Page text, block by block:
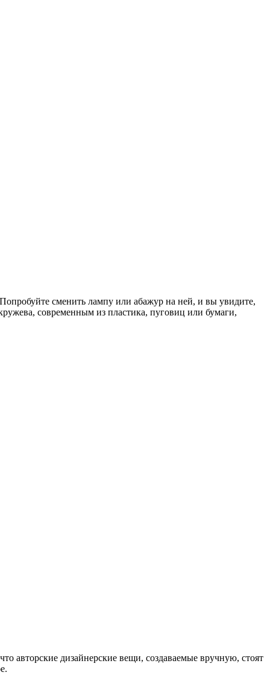
сменить лампу или абажур на ней, и вы увидите,
современным из пластика, пуговиц или бумаги,
авторские дизайнерские вещи, создаваемые вручную, стоят